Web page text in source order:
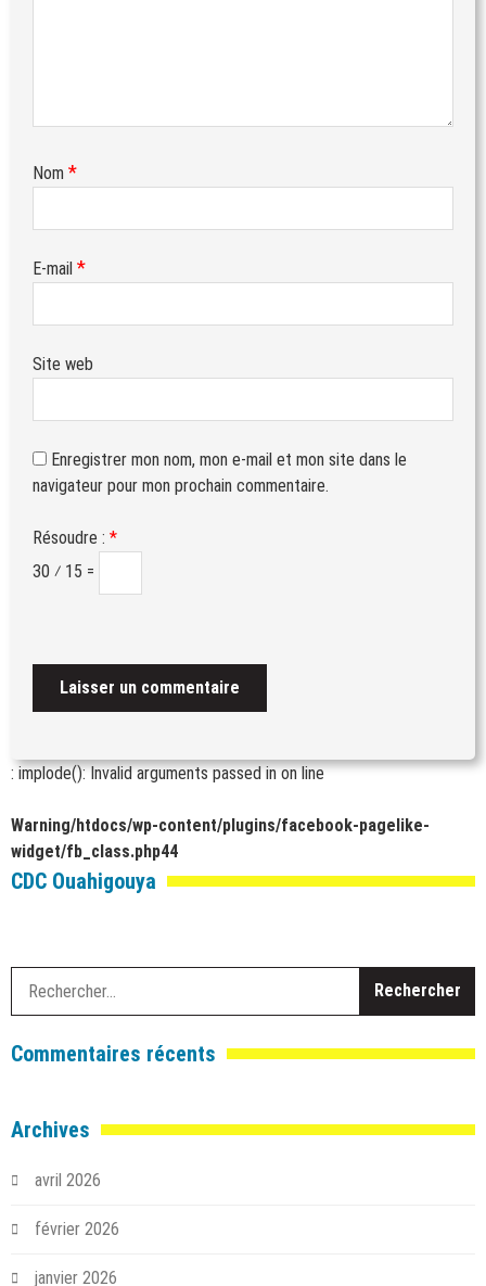
Nom *
E-mail *
Site web
Enregistrer mon nom, mon e-mail et mon site dans le
navigateur pour mon prochain commentaire.
Résoudre : *
30 ⁄ 15 =
: implode(): Invalid arguments passed inon line
Warning/htdocs/wp-content/plugins/facebook-pagelike-
widget/fb_class.php44
CDC Ouahigouya
Commentaires récents
Archives
avril 2026
février 2026
janvier 2026